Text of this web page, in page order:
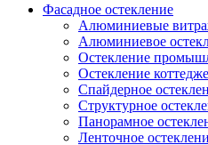
Фасадное остекление
Алюминиевые
Алюминиевое
Остекление
Остекление
Спайдерное
Структурное
Панорамное
Ленточное